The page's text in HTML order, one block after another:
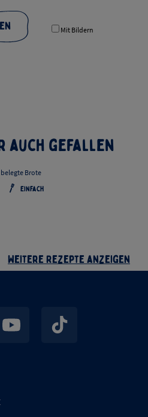
Mit Bildern
auch gefallen
Brote
Einfach
Weitere Rezepte anzeigen